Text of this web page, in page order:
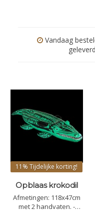
Vandaag
11% Tijdelijke korting!
Opblaas krokodil
Afmetingen: 118x47cm
met 2 handvaten. -